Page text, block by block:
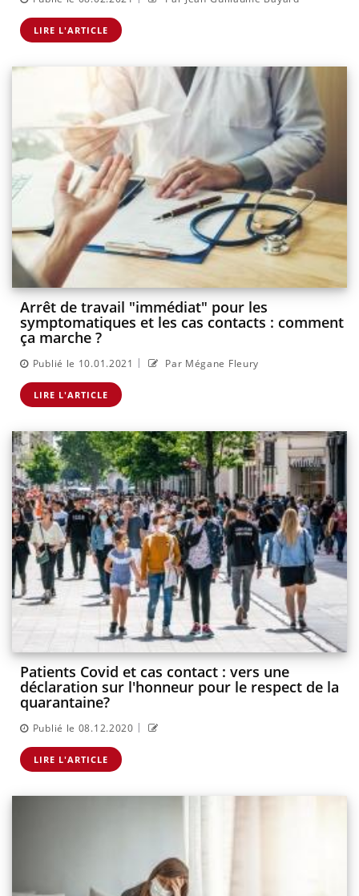
LIRE L'ARTICLE
Arrêt de travail "immédiat" pour les
symptomatiques et les cas contacts : comment
ça marche ?
Publié le 10.01.2021 | Par Mégane Fleury
LIRE L'ARTICLE
Patients Covid et cas contact : vers une
déclaration sur l'honneur pour le respect de la
quarantaine?
Publié le 08.12.2020 |
LIRE L'ARTICLE